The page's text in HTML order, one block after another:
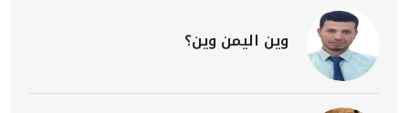
وين اليمن وين؟